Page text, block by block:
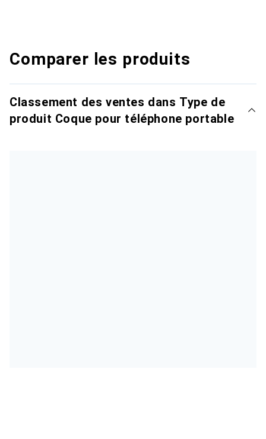
Comparer les produits
Classement des ventes dans Type de
produit Coque pour téléphone portable